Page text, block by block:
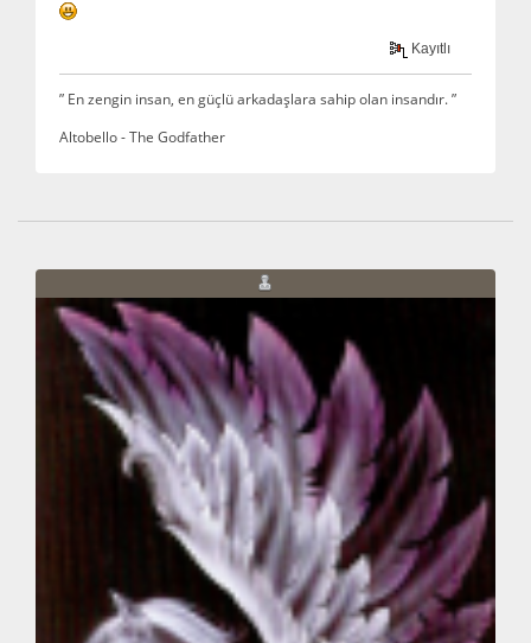
Kayıtlı
” En zengin insan, en güçlü arkadaşlara sahip olan insandır. ”
Altobello - The Godfather